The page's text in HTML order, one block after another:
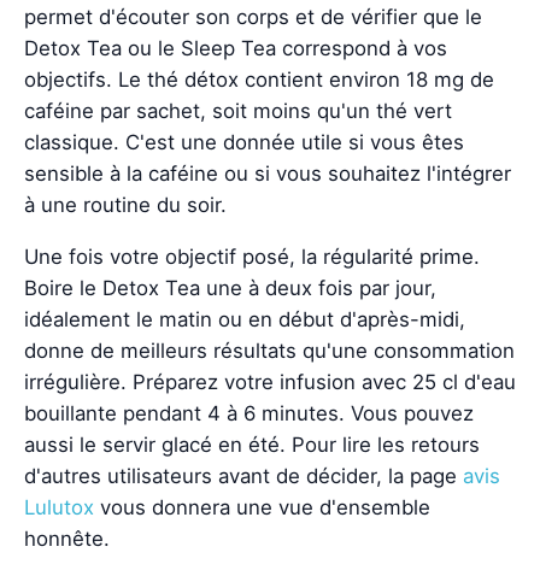
permet d'écouter son corps et de vérifier que le
Detox Tea ou le Sleep Tea correspond à vos
objectifs. Le thé détox contient environ 18 mg de
caféine par sachet, soit moins qu'un thé vert
classique. C'est une donnée utile si vous êtes
sensible à la caféine ou si vous souhaitez l'intégrer
à une routine du soir.
Une fois votre objectif posé, la régularité prime.
Boire le Detox Tea une à deux fois par jour,
idéalement le matin ou en début d'après-midi,
donne de meilleurs résultats qu'une consommation
irrégulière. Préparez votre infusion avec 25 cl d'eau
bouillante pendant 4 à 6 minutes. Vous pouvez
aussi le servir glacé en été. Pour lire les retours
d'autres utilisateurs avant de décider, la page avis
Lulutox vous donnera une vue d'ensemble
honnête.